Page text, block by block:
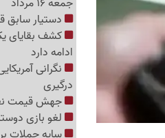
دستیار سابق
کشف بقایای
ادامه دارد
نگرانی
درگیری
جهش قیمت نفت؛ برنت به
لغو بازی